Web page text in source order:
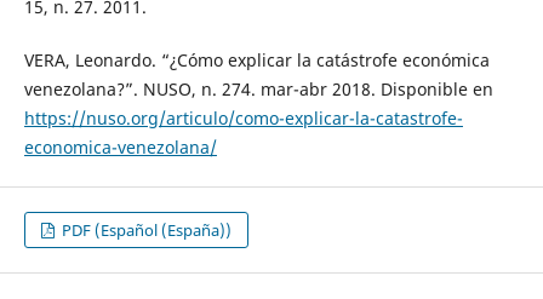
15, n. 27. 2011.
VERA, Leonardo. “¿Cómo explicar la catástrofe económica
venezolana?”. NUSO, n. 274. mar-abr 2018. Disponible en
https://nuso.org/articulo/como-explicar-la-catastrofe-
economica-venezolana/
PDF (Español (España))